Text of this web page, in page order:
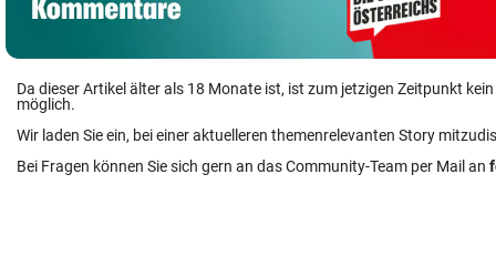
Da dieser Artikel älter als 18 Monate ist, ist zum jetzigen Zeitpunkt
möglich.
Wir laden Sie ein, bei einer aktuelleren themenrelevanten Story
Bei Fragen können Sie sich gern an das Community-Team per Mail an